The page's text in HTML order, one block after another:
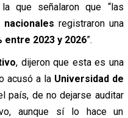
que señalaron que “las
nacionales registraron una
entre 2023 y 2026”.
, dijeron que esta es una
acusó a la Universidad de
país, de no dejarse auditar
aunque sí lo hace un